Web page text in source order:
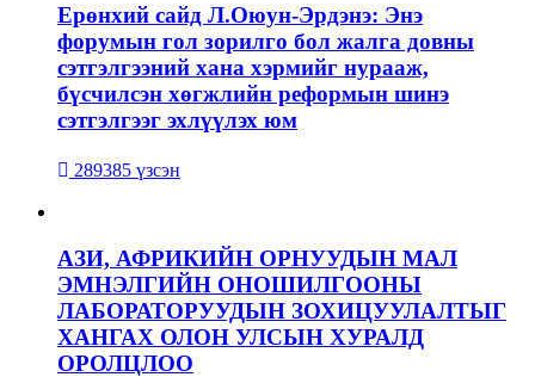
Ерөнхий сайд Л.Оюун-Эрдэнэ: Энэ
форумын гол зорилго бол жалга довны
сэтгэлгээний хана хэрмийг нурааж,
бүсчилсэн хөгжлийн реформын шинэ
сэтгэлгээг эхлүүлэх юм
289385 үзсэн
АЗИ, АФРИКИЙН ОРНУУДЫН МАЛ
ЭМНЭЛГИЙН ОНОШИЛГООНЫ
ЛАБОРАТОРУУДЫН ЗОХИЦУУЛАЛТЫГ
ХАНГАХ ОЛОН УЛСЫН ХУРАЛД
ОРОЛЦЛОО